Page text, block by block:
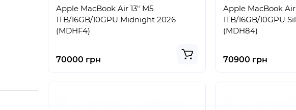
Apple MacBook Air 13" M5
1TB/16GB/10GPU Midnight 2026
(MDHF4)
70000 грн
Apple MacBook Air
1TB/16GB/10GPU
(MDH84)
70900 грн